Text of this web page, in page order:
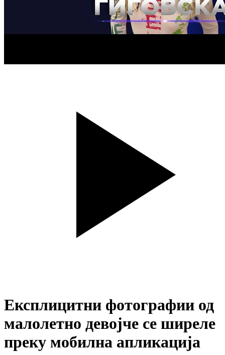
Експлицитни фотографии од
малолетно девојче се ширеле
преку мобилна апликација